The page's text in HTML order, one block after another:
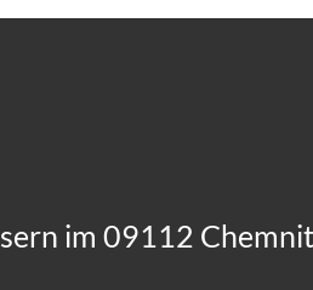
im 09112